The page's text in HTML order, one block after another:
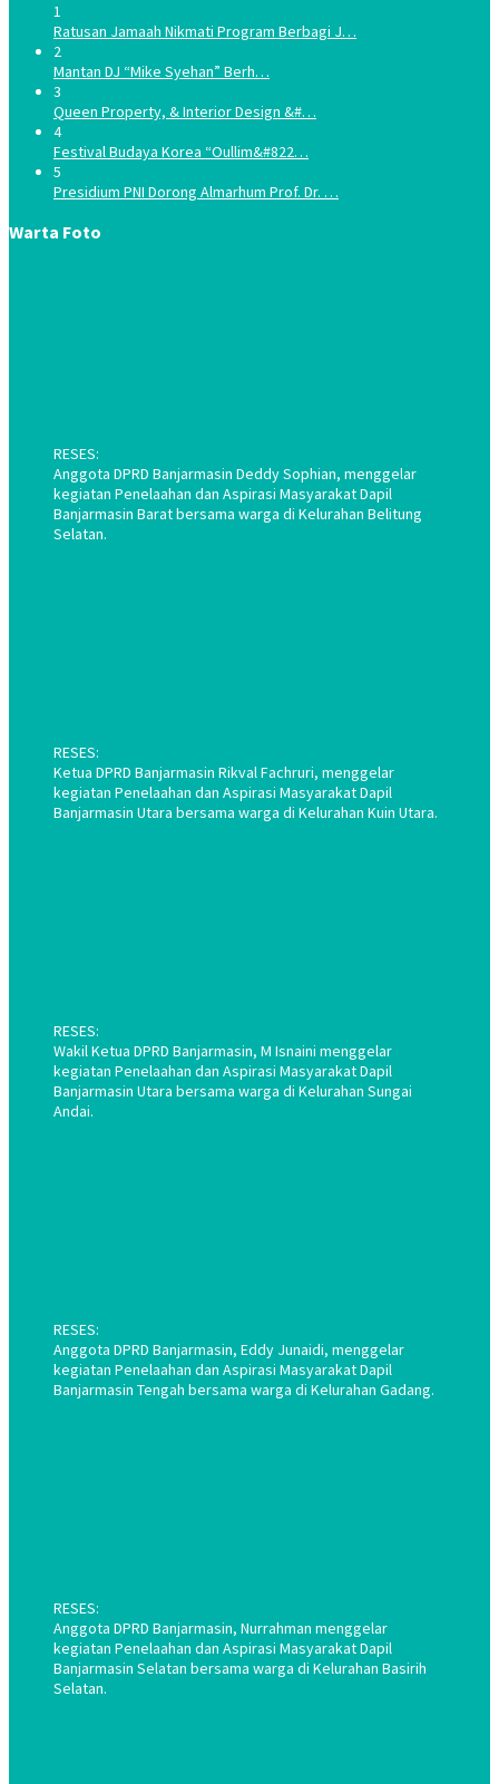
1
Ratusan Jamaah Nikmati Program Berbagi J…
2
Mantan DJ “Mike Syehan” Berh…
3
Queen Property, & Interior Design &#…
4
Festival Budaya Korea “Oullim&#822…
5
Presidium PNI Dorong Almarhum Prof. Dr. …
Warta Foto
RESES:
Anggota DPRD Banjarmasin Deddy Sophian, menggelar
kegiatan Penelaahan dan Aspirasi Masyarakat Dapil
Banjarmasin Barat bersama warga di Kelurahan Belitung
Selatan.
RESES:
Ketua DPRD Banjarmasin Rikval Fachruri, menggelar
kegiatan Penelaahan dan Aspirasi Masyarakat Dapil
Banjarmasin Utara bersama warga di Kelurahan Kuin Utara.
RESES:
Wakil Ketua DPRD Banjarmasin, M Isnaini menggelar
kegiatan Penelaahan dan Aspirasi Masyarakat Dapil
Banjarmasin Utara bersama warga di Kelurahan Sungai
Andai.
RESES:
Anggota DPRD Banjarmasin, Eddy Junaidi, menggelar
kegiatan Penelaahan dan Aspirasi Masyarakat Dapil
Banjarmasin Tengah bersama warga di Kelurahan Gadang.
RESES:
Anggota DPRD Banjarmasin, Nurrahman menggelar
kegiatan Penelaahan dan Aspirasi Masyarakat Dapil
Banjarmasin Selatan bersama warga di Kelurahan Basirih
Selatan.